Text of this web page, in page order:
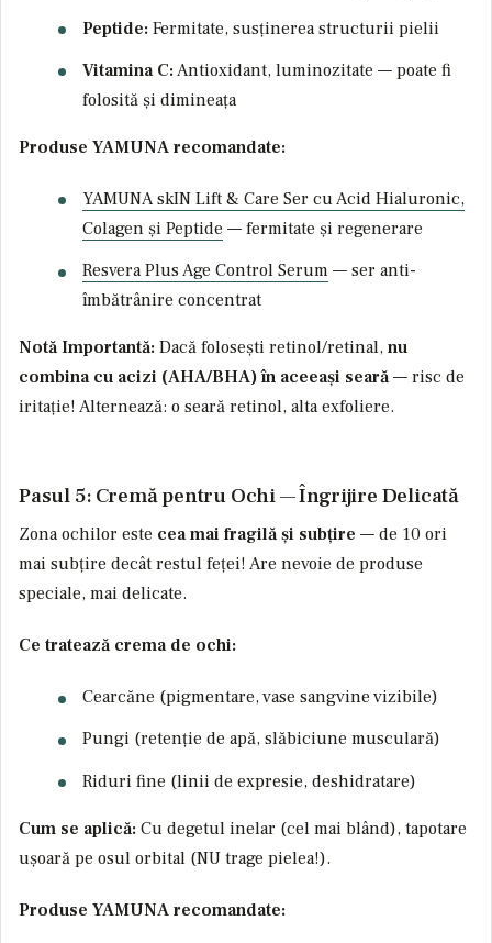
Peptide:Fermitate, susținerea structurii pielii
Vitamina C:Antioxidant, luminozitate — poate fi
folosită și dimineața
Produse YAMUNA recomandate:
YAMUNA skIN Lift & Care Ser cu Acid Hialuronic,
Colagen și Peptide — fermitate și regenerare
Resvera Plus Age Control Serum— ser anti-
îmbătrânire concentrat
Notă Importantă: Dacă folosești retinol/retinal, nu
combina cu acizi (AHA/BHA) în aceeași seară — risc de
iritație! Alternează: o seară retinol, alta exfoliere.
Pasul 5: Cremă pentru Ochi — Îngrijire Delicată
Zona ochilor este cea mai fragilă și subțire — de 10 ori
mai subțire decât restul feței! Are nevoie de produse
speciale, mai delicate.
Ce tratează crema de ochi:
Cearcăne (pigmentare, vase sangvine vizibile)
Pungi (retenție de apă, slăbiciune musculară)
Riduri fine (linii de expresie, deshidratare)
Cum se aplică: Cu degetul inelar (cel mai blând), tapotare
ușoară pe osul orbital (NU trage pielea!).
Produse YAMUNA recomandate: